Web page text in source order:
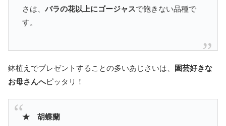
さは、 バラの花以上にゴージャスで飽きない品種で
す。
鉢植えでプレゼントすることの多いあじさいは、
園芸好きな
お母さんへピッタリ！
★ 胡蝶蘭